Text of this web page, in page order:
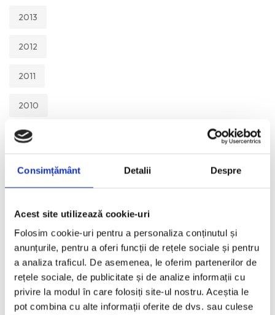
Consimțământ Detalii Despre
Acest site utilizează cookie-uri
Folosim cookie-uri pentru a personaliza conținutul și
anunțurile, pentru a oferi funcții de rețele sociale și pentru
a analiza traficul. De asemenea, le oferim partenerilor de
rețele sociale, de publicitate și de analize informații cu
privire la modul în care folosiți site-ul nostru. Aceștia le
pot combina cu alte informații oferite de dvs. sau culese
2013
2012
2011
2010
2009
2008
decembrie, 2025
03.12.2025 - Beauty Lines - Inspiratie
Chanel Holiday Collection: A Constellation of Light